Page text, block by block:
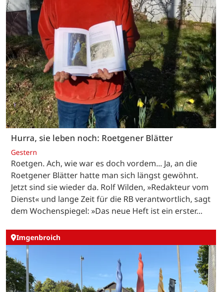
Hurra, sie leben noch: Roetgener Blätter
Gestern
Roetgen. Ach, wie war es doch vordem... Ja, an die
Roetgener Blätter hatte man sich längst gewöhnt.
Jetzt sind sie wieder da. Rolf Wilden, »Redakteur vom
Dienst« und lange Zeit für die RB verantwortlich, sagt
dem Wochenspiegel: »Das neue Heft ist ein erster…
Imgenbroich